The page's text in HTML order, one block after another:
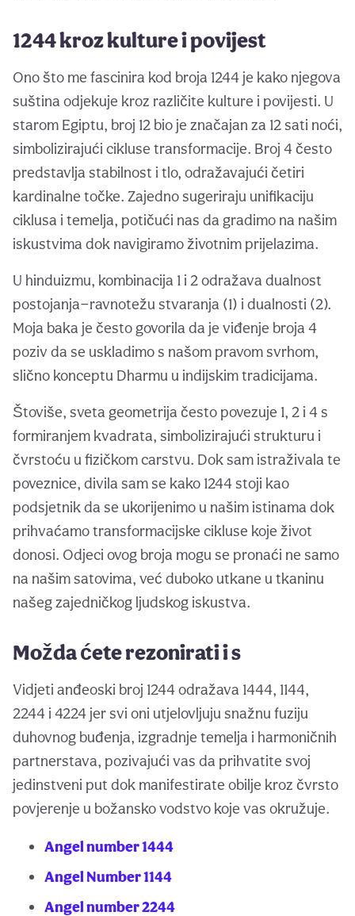
1244 kroz kulture i povijest
Ono što me fascinira kod broja 1244 je kako njegova
suština odjekuje kroz različite kulture i povijesti. U
starom Egiptu, broj 12 bio je značajan za 12 sati noći,
simbolizirajući cikluse transformacije. Broj 4 često
predstavlja stabilnost i tlo, odražavajući četiri
kardinalne točke. Zajedno sugeriraju unifikaciju
ciklusa i temelja, potičući nas da gradimo na našim
iskustvima dok navigiramo životnim prijelazima.
U hinduizmu, kombinacija 1 i 2 odražava dualnost
postojanja—ravnotežu stvaranja (1) i dualnosti (2).
Moja baka je često govorila da je viđenje broja 4
poziv da se uskladimo s našom pravom svrhom,
slično konceptu Dharmu u indijskim tradicijama.
Štoviše, sveta geometrija često povezuje 1, 2 i 4 s
formiranjem kvadrata, simbolizirajući strukturu i
čvrstoću u fizičkom carstvu. Dok sam istraživala te
poveznice, divila sam se kako 1244 stoji kao
podsjetnik da se ukorijenimo u našim istinama dok
prihvaćamo transformacijske cikluse koje život
donosi. Odjeci ovog broja mogu se pronaći ne samo
na našim satovima, već duboko utkane u tkaninu
našeg zajedničkog ljudskog iskustva.
Možda ćete rezonirati i s
Vidjeti anđeoski broj 1244 odražava 1444, 1144,
2244 i 4224 jer svi oni utjelovljuju snažnu fuziju
duhovnog buđenja, izgradnje temelja i harmoničnih
partnerstava, pozivajući vas da prihvatite svoj
jedinstveni put dok manifestirate obilje kroz čvrsto
povjerenje u božansko vodstvo koje vas okružuje.
Angel number 1444
Angel Number 1144
Angel number 2244